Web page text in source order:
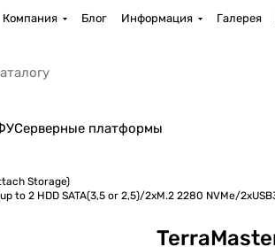
Компания Блог Информация Галерея
Серверные платформы
Storage)
to 2 HDD SATA(3,5 or 2,5)/2xM.2 2280 NVMe/